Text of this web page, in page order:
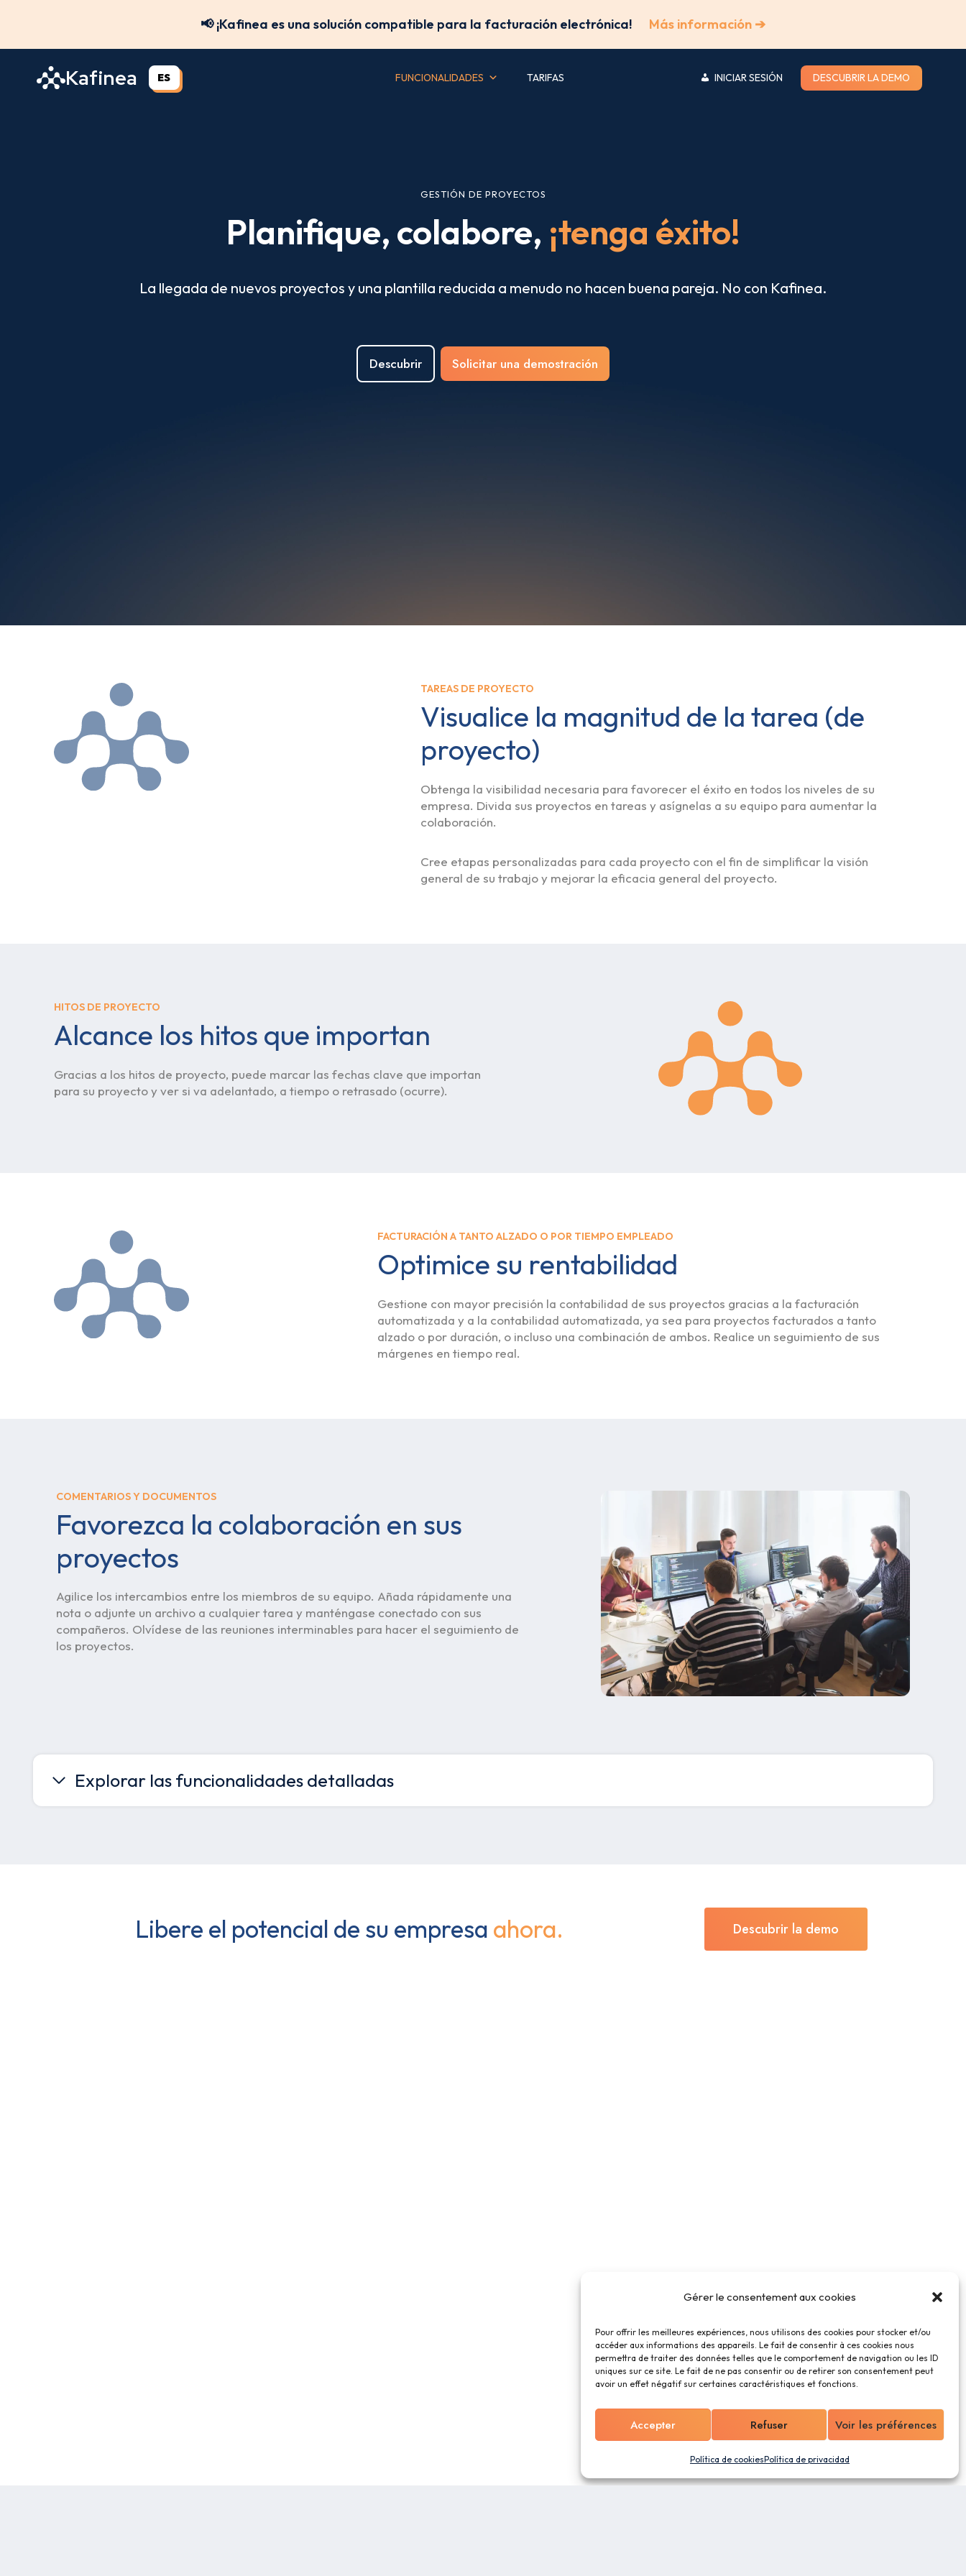
Gérer le consentement aux cookies
Pour offrir les meilleures expériences, nous utilisons des cookies pour stocker et/ou
accéder aux informations des appareils. Le fait de consentir à ces cookies nous
permettra de traiter des données telles que le comportement de navigation ou les ID
uniques sur ce site. Le fait de ne pas consentir ou de retirer son consentement peut
avoir un effet négatif sur certaines caractéristiques et fonctions.
Accepter Refuser Voir les préférences
Política de cookiesPolítica de privacidad
contenido
📢 ¡Kafinea es una solución compatible para la facturación electrónica! Más información ➔
Kafinea ES FUNCIONALIDADES TARIFAS INICIAR SESIÓN DESCUBRIR LA DEMO
GESTIÓN DE PROYECTOS
Planifique, colabore, ¡tenga éxito!
La llegada de nuevos proyectos y una plantilla reducida a menudo no hacen buena pareja. No con Kafinea.
Descubrir Solicitar una demostración
TAREAS DE PROYECTO
Visualice la magnitud de la tarea (de
proyecto)
Obtenga la visibilidad necesaria para favorecer el éxito en todos los niveles de su
empresa. Divida sus proyectos en tareas y asígnelas a su equipo para aumentar la
colaboración.
Cree etapas personalizadas para cada proyecto con el fin de simplificar la visión
general de su trabajo y mejorar la eficacia general del proyecto.
HITOS DE PROYECTO
Alcance los hitos que importan
Gracias a los hitos de proyecto, puede marcar las fechas clave que importan
para su proyecto y ver si va adelantado, a tiempo o retrasado (ocurre).
FACTURACIÓN A TANTO ALZADO O POR TIEMPO EMPLEADO
Optimice su rentabilidad
Gestione con mayor precisión la contabilidad de sus proyectos gracias a la facturación
automatizada y a la contabilidad automatizada, ya sea para proyectos facturados a tanto
alzado o por duración, o incluso una combinación de ambos. Realice un seguimiento de sus
márgenes en tiempo real.
COMENTARIOS Y DOCUMENTOS
Favorezca la colaboración en sus
proyectos
Agilice los intercambios entre los miembros de su equipo. Añada rápidamente una
nota o adjunte un archivo a cualquier tarea y manténgase conectado con sus
compañeros. Olvídese de las reuniones interminables para hacer el seguimiento de
los proyectos.
Explorar las funcionalidades detalladas
Libere el potencial de su empresa ahora. Descubrir la demo